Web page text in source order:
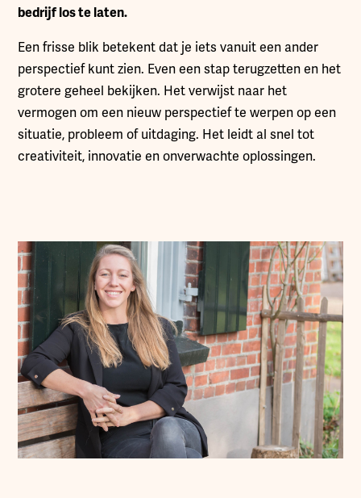
bedrijf los te laten.
Een frisse blik betekent dat je iets vanuit een ander
perspectief kunt zien. Even een stap terugzetten en het
grotere geheel bekijken. Het verwijst naar het
vermogen om een nieuw perspectief te werpen op een
situatie, probleem of uitdaging. Het leidt al snel tot
creativiteit, innovatie en onverwachte oplossingen.